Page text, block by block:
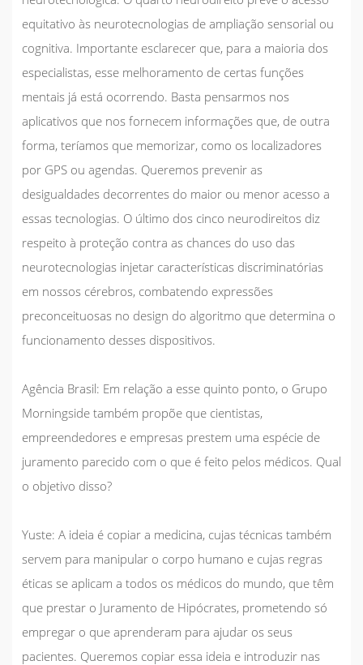
equitativo às neurotecnologias de ampliação sensorial ou
cognitiva. Importante esclarecer que, para a maioria dos
especialistas, esse melhoramento de certas funções
mentais já está ocorrendo. Basta pensarmos nos
aplicativos que nos fornecem informações que, de outra
forma, teríamos que memorizar, como os localizadores
por GPS ou agendas. Queremos prevenir as
desigualdades decorrentes do maior ou menor acesso a
essas tecnologias. O último dos cinco neurodireitos diz
respeito à proteção contra as chances do uso das
neurotecnologias injetar características discriminatórias
em nossos cérebros, combatendo expressões
preconceituosas no design do algoritmo que determina o
funcionamento desses dispositivos.
Agência Brasil: Em relação a esse quinto ponto, o Grupo
Morningside também propõe que cientistas,
empreendedores e empresas prestem uma espécie de
juramento parecido com o que é feito pelos médicos. Qual
o objetivo disso?
Yuste: A ideia é copiar a medicina, cujas técnicas também
servem para manipular o corpo humano e cujas regras
éticas se aplicam a todos os médicos do mundo, que têm
que prestar o Juramento de Hipócrates, prometendo só
empregar o que aprenderam para ajudar os seus
pacientes. Queremos copiar essa ideia e introduzir nas